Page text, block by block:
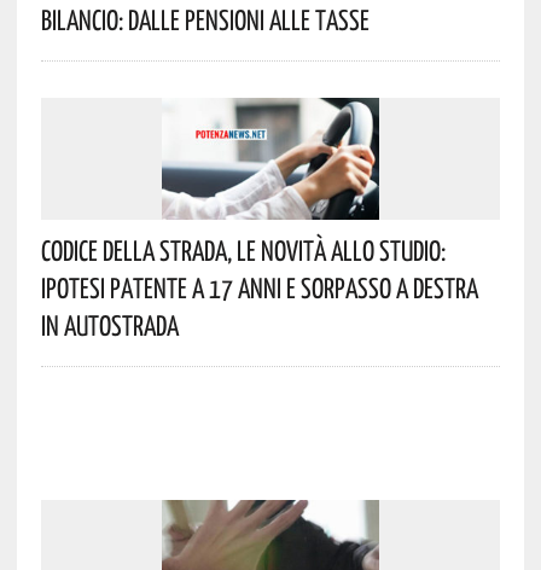
Bilancio: Dalle Pensioni Alle Tasse
Codice Della Strada, Le Novità Allo Studio:
Ipotesi Patente A 17 Anni E Sorpasso A Destra
In Autostrada